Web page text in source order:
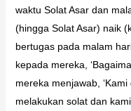
waktu Solat Asar dan
(hingga Solat Asar) naik
bertugas pada malam
kepada mereka,
mereka menjawab,
melakukan solat dan